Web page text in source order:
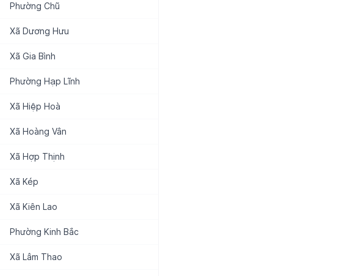
Phường Chũ
Xã Dương Hưu
Xã Gia Bình
Phường Hạp Lĩnh
Xã Hiệp Hoà
Xã Hoàng Vân
Xã Hợp Thịnh
Xã Kép
Xã Kiên Lao
Phường Kinh Bắc
Xã Lâm Thao